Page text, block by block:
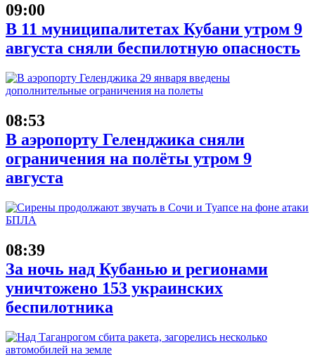
09:00
В 11 муниципалитетах Кубани утром 9
августа сняли беспилотную опасность
08:53
В аэропорту Геленджика сняли
ограничения на полёты утром 9
августа
08:39
За ночь над Кубанью и регионами
уничтожено 153 украинских
беспилотника